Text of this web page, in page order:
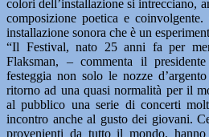
colori dell’installazione si intrecciano,
composizione poetica e coinvolgente.
installazione sonora che è un
“Il Festival, nato 25 anni fa per
Flaksman, – commenta il
festeggia non solo le nozze
ritorno ad una quasi normalità per il
al pubblico una serie di concerti
incontro anche al gusto dei giovani.
provenienti da tutto il mondo, hanno